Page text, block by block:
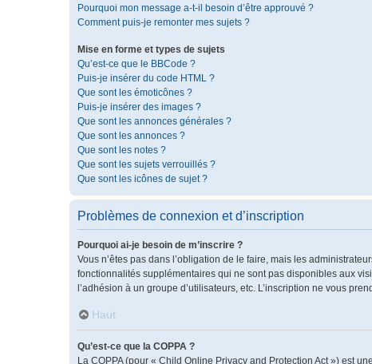
Pourquoi mon message a-t-il besoin d’être approuvé ?
Comment puis-je remonter mes sujets ?
Mise en forme et types de sujets
Qu’est-ce que le BBCode ?
Puis-je insérer du code HTML ?
Que sont les émoticônes ?
Puis-je insérer des images ?
Que sont les annonces générales ?
Que sont les annonces ?
Que sont les notes ?
Que sont les sujets verrouillés ?
Que sont les icônes de sujet ?
Problèmes de connexion et d’inscription
Pourquoi ai-je besoin de m’inscrire ?
Vous n’êtes pas dans l’obligation de le faire, mais les
fonctionnalités supplémentaires qui ne sont pas disponibles aux
l’adhésion à un groupe d’utilisateurs, etc. L’inscription ne vous
Haut
Qu’est-ce que la COPPA ?
La COPPA (pour « Child Online Privacy and Protection Act ») est